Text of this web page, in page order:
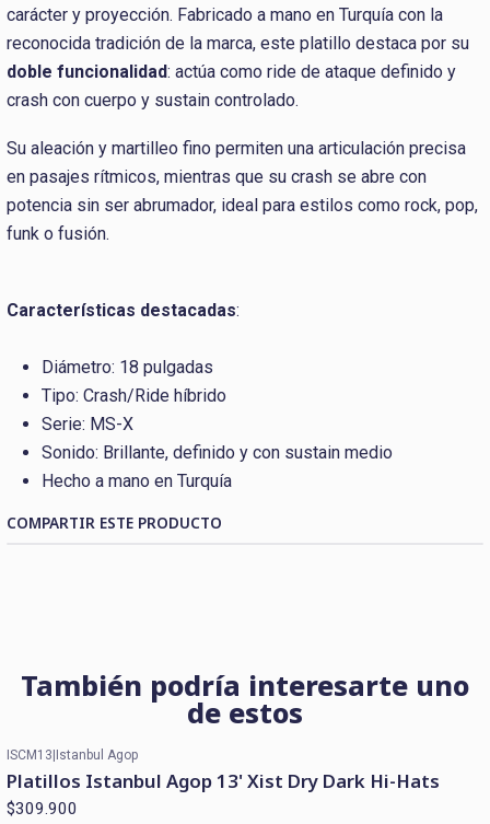
carácter y proyección. Fabricado a mano en Turquía con la
reconocida tradición de la marca, este platillo destaca por su
doble funcionalidad: actúa como ride de ataque definido y
crash con cuerpo y sustain controlado.
Su aleación y martilleo fino permiten una articulación precisa
en pasajes rítmicos, mientras que su crash se abre con
potencia sin ser abrumador, ideal para estilos como rock, pop,
funk o fusión.
Características destacadas:
Diámetro: 18 pulgadas
Tipo: Crash/Ride híbrido
Serie: MS-X
Sonido: Brillante, definido y con sustain medio
Hecho a mano en Turquía
COMPARTIR ESTE PRODUCTO
También podría interesarte uno
de estos
Agotado
ISCM13 Istanbul Agop
Platillos Istanbul Agop 13' Xist Dry Dark Hi-Hats
$309.900